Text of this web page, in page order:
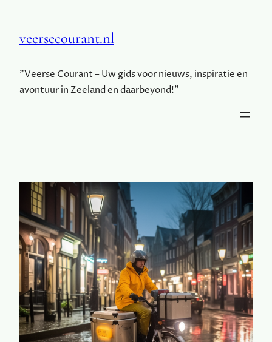
veersecourant.nl
"Veerse Courant – Uw gids voor nieuws, inspiratie en
avontuur in Zeeland en daarbeyond!"